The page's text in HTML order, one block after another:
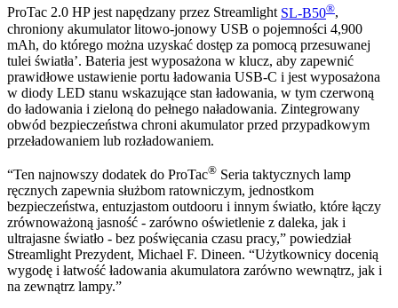
ProTac 2.0 HP jest napędzany przez Streamlight SL-B50®,
chroniony akumulator litowo-jonowy USB o pojemności 4,900
mAh, do którego można uzyskać dostęp za pomocą przesuwanej
tulei światła’. Bateria jest wyposażona w klucz, aby zapewnić
prawidłowe ustawienie portu ładowania USB-C i jest wyposażona
w diody LED stanu wskazujące stan ładowania, w tym czerwoną
do ładowania i zieloną do pełnego naładowania. Zintegrowany
obwód bezpieczeństwa chroni akumulator przed przypadkowym
przeładowaniem lub rozładowaniem.
“Ten najnowszy dodatek do ProTac® Seria taktycznych lamp
ręcznych zapewnia służbom ratowniczym, jednostkom
bezpieczeństwa, entuzjastom outdooru i innym światło, które łączy
zrównoważoną jasność - zarówno oświetlenie z daleka, jak i
ultrajasne światło - bez poświęcania czasu pracy,” powiedział
Streamlight Prezydent, Michael F. Dineen. “Użytkownicy docenią
wygodę i łatwość ładowania akumulatora zarówno wewnątrz, jak i
na zewnątrz lampy.”